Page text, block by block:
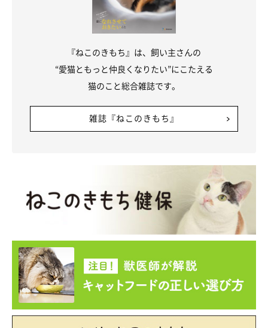
『ねこのきもち』は、飼い主さんの
“愛猫ともっと仲良くなりたい”にこたえる
猫のこと総合雑誌です。
雑誌『ねこのきもち』